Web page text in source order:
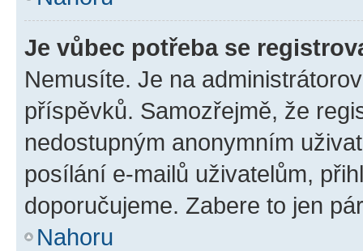
Je vůbec potřeba se
Nemusíte. Je na
příspěvků. Samozřejmě, že
nedostupným anonymním
posílání e-mailů uživatelům,
doporučujeme. Zabere to jen
Nahoru